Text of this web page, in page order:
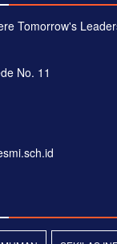
Tomorrow's
No. 11